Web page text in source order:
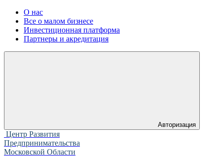
О нас
Все о малом бизнесе
Инвестиционная платформа
Партнеры и акредитация
Авторизация
Центр Развития
Предпринимательства
Московской Области